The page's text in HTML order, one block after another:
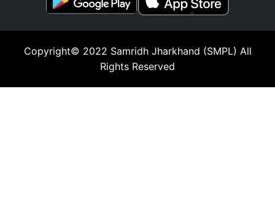
Copyright© 2022 Samridh Jharkhand (SMPL) All
Rights Reserved